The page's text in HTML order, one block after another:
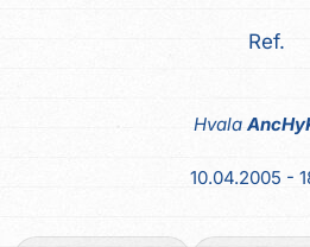
Ref.
Hvala
10.04.2005 -